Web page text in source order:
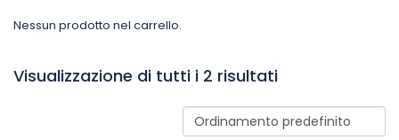
Nessun prodotto nel carrello.
Visualizzazione di tutti i 2 risultati